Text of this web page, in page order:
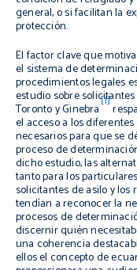
general, o si facilitan la
protección.
El factor clave que
el sistema de
procedimientos legales
estudio sobre
Toronto y Ginebra[1]
el acceso a los
necesarios para que se
proceso de
dicho estudio, las
tanto para los
solicitantes de asilo y
tendían a reconocer la
procesos de
discernir quién
una coherencia
ellos el concepto de